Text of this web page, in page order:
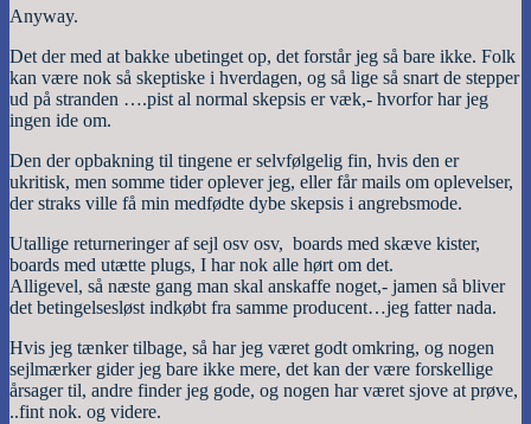
Anyway.
Det der med at bakke ubetinget op, det forstår jeg så bare ikke. Folk
kan være nok så skeptiske i hverdagen, og så lige så snart de stepper
ud på stranden ….pist al normal skepsis er væk,- hvorfor har jeg
ingen ide om.
Den der opbakning til tingene er selvfølgelig fin, hvis den er
ukritisk, men somme tider oplever jeg, eller får mails om oplevelser,
der straks ville få min medfødte dybe skepsis i angrebsmode.
Utallige returneringer af sejl osv osv, boards med skæve kister,
boards med utætte plugs, I har nok alle hørt om det.
Alligevel, så næste gang man skal anskaffe noget,- jamen så bliver
det betingelsesløst indkøbt fra samme producent…jeg fatter nada.
Hvis jeg tænker tilbage, så har jeg været godt omkring, og nogen
sejlmærker gider jeg bare ikke mere, det kan der være forskellige
årsager til, andre finder jeg gode, og nogen har været sjove at prøve,
..fint nok. og videre.